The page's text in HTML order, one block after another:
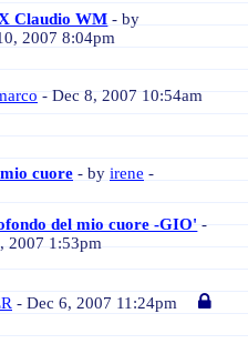
Claudio WM - by
2007 8:04pm
- Dec 8, 2007 10:54am
cuore - by irene -
del mio cuore -GIO' -
2007 1:53pm
- Dec 6, 2007 11:24pm